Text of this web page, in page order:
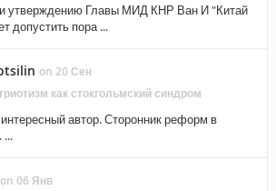
утверждению Главы МИД КНР Ван И "Китай
допустить пора ...
on 20 Сен
как стокгольмский синдром
автор. Сторонник реформ в
...
on 06 Янв